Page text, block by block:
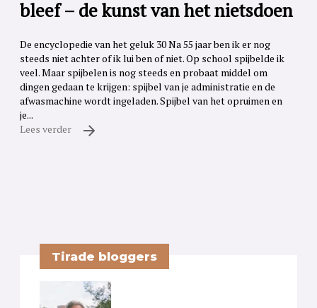
bleef – de kunst van het nietsdoen
De encyclopedie van het geluk 30 Na 55 jaar ben ik er nog
steeds niet achter of ik lui ben of niet. Op school spijbelde ik
veel. Maar spijbelen is nog steeds en probaat middel om
dingen gedaan te krijgen: spijbel van je administratie en de
afwasmachine wordt ingeladen. Spijbel van het opruimen en
je...
Lees verder
Tirade bloggers